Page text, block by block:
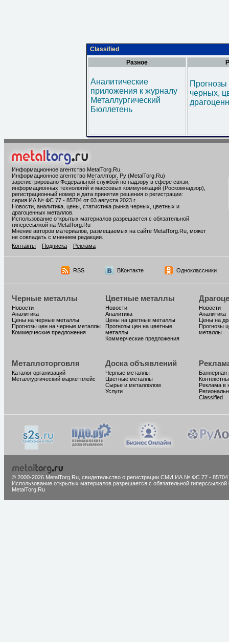
Classified
Разное
Аналитические
приложения к журналу
Металлургический
Бюллетень
черных,
Информационное агентство MetalTorg.Ru
Информационное агентство Металлторг. Ру (MetalTorg.Ru)
зарегистрировано Федеральной службой по надзору в сфере связи,
информационных технологий и массовых коммуникаций (Роскомнадзор),
регистрационный номер и дата принятия решения о регистрации:
серия ИА № ФС 77 - 85704 от 03 августа 2023 г.
Новости, аналитика, цены, статистика рынка черных, цветных и
драгоценных металлов.
Использование открытых материалов разрешается с обязательной
гиперссылкой на MetalTorg.Ru
Мнение авторов материалов, размещаемых на сайте MetalTorg.Ru, может
не совпадать с мнением редакции.
Контакты
Подписка Реклама
RSS ВКонтакте Одноклассники
Черные металлы
Новости
Аналитика
Цены на черные металлы
Прогнозы цен на черные металлы
Коммерческие предложения
Цветные металлы
Новости
Аналитика
Цены на цветные металлы
Прогнозы цен на цветные
металлы
Коммерческие предложения
Новости
Аналитика
Цены на
Прогнозы
металлы
Металлоторговля
Каталог организаций
Металлургический маркетплейс
Доска объявлений
Черные металлы
Цветные металлы
Сырье и металлолом
Услуги
Баннерная
Реклама в
Classified
© 2000-2026 MetalTorg.Ru, cвидетельство о регистрации СМИ ИА № ФС 77 - 85704
Использование открытых материалов разрешается с обязательной гиперссылкой
MetalTorg.Ru